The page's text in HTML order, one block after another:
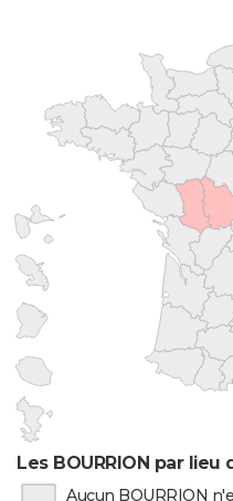
Les BOURRION par lieu
Aucun BOURRION